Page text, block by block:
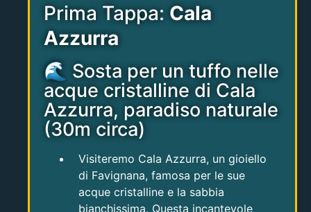
Prima Tappa: Cala
Azzurra
🌊 Sosta per un tuffo nelle
acque cristalline di Cala
Azzurra, paradiso naturale
(30m circa)
Visiteremo Cala Azzurra, un gioiello
di Favignana, famosa per le sue
acque cristalline e la sabbia
bianchissima. Questa incantevole